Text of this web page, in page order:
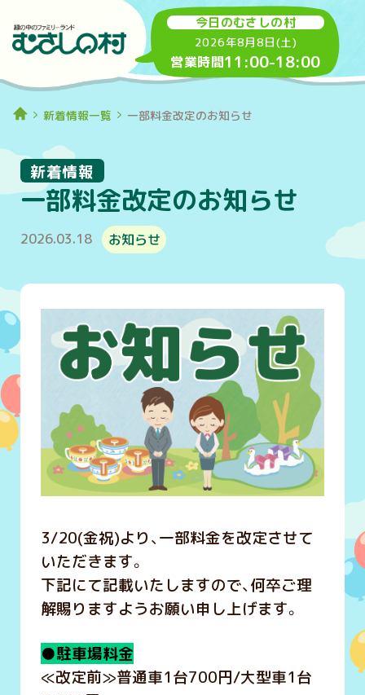
今日のむさしの村
2026年8月8日(土)
営業時間11:00-18:00
新着情報一覧 一部料金改定のお知らせ
一部料金改定のお知らせ
新着情報
2026.03.18 お知らせ
3/20(金祝)より、一部料金を改定させて
いただきます。
下記にて記載いたしますので、何卒ご理
解賜りますようお願い申し上げます。
●駐車場料金
≪改定前≫普通車1台700円/大型車1台